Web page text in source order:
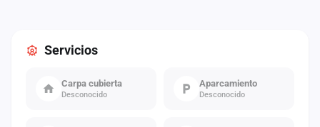
Servicios
Carpa cubierta
Desconocido
Aparcamiento
Desconocido